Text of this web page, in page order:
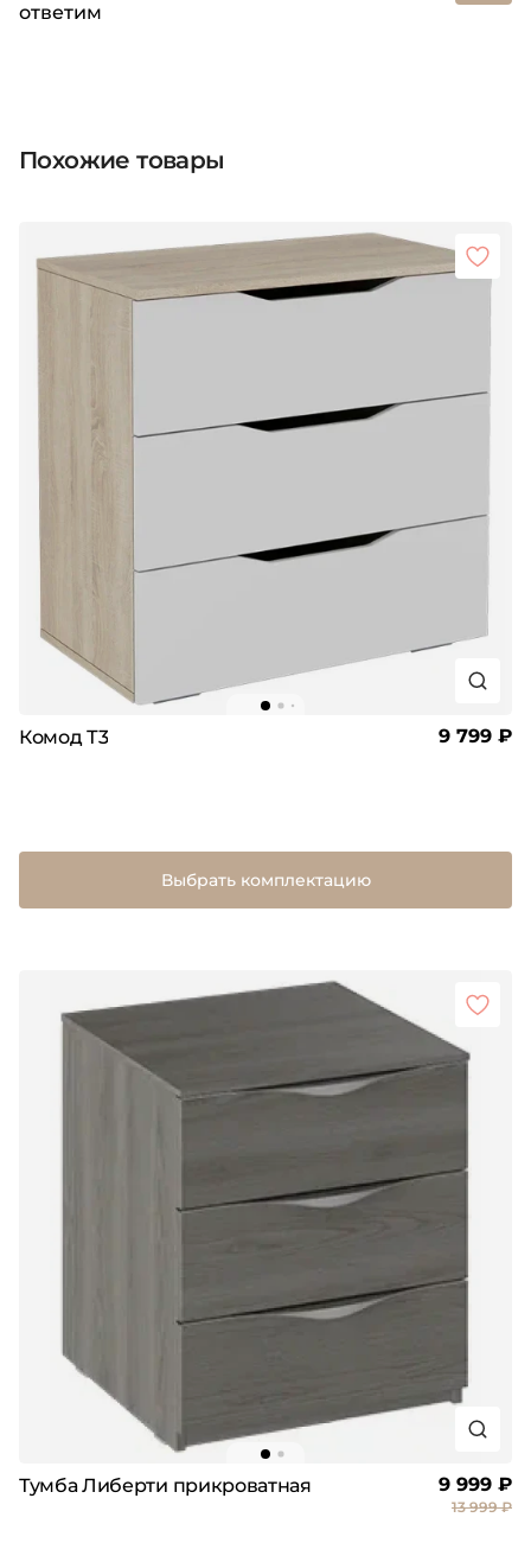
ответим
Похожие товары
Комод Т3 9 799 ₽
Выбрать комплектацию
Тумба Либерти прикроватная 9 999 ₽
13 999 ₽